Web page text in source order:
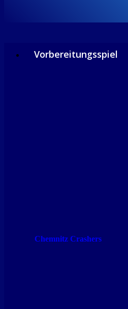
Vorbereitungsspiel
Chemnitz Crashers